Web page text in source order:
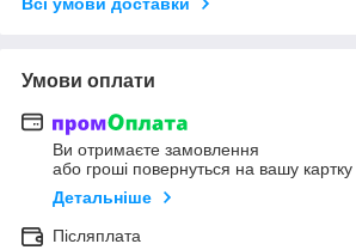
Умови оплати
Ви отримаєте замовлення
або гроші повернуться на вашу картку
Детальніше
Післяплата